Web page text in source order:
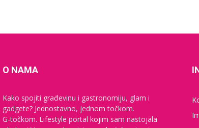
O NAMA
Kako spojiti građevinu i gastronomiju, glam i
gadgete? Jednostavno, jednom točkom.
G-točkom. Lifestyle portal kojim sam nastojala